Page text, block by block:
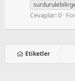
Cevaplar: 0
Etiketler